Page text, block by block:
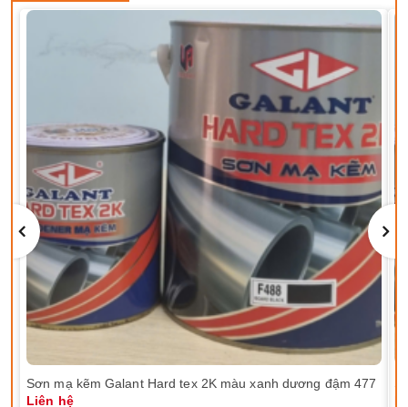
Sơn mạ kẽm Galant Hard tex 2K màu xanh dương đậm 477
Liên hệ